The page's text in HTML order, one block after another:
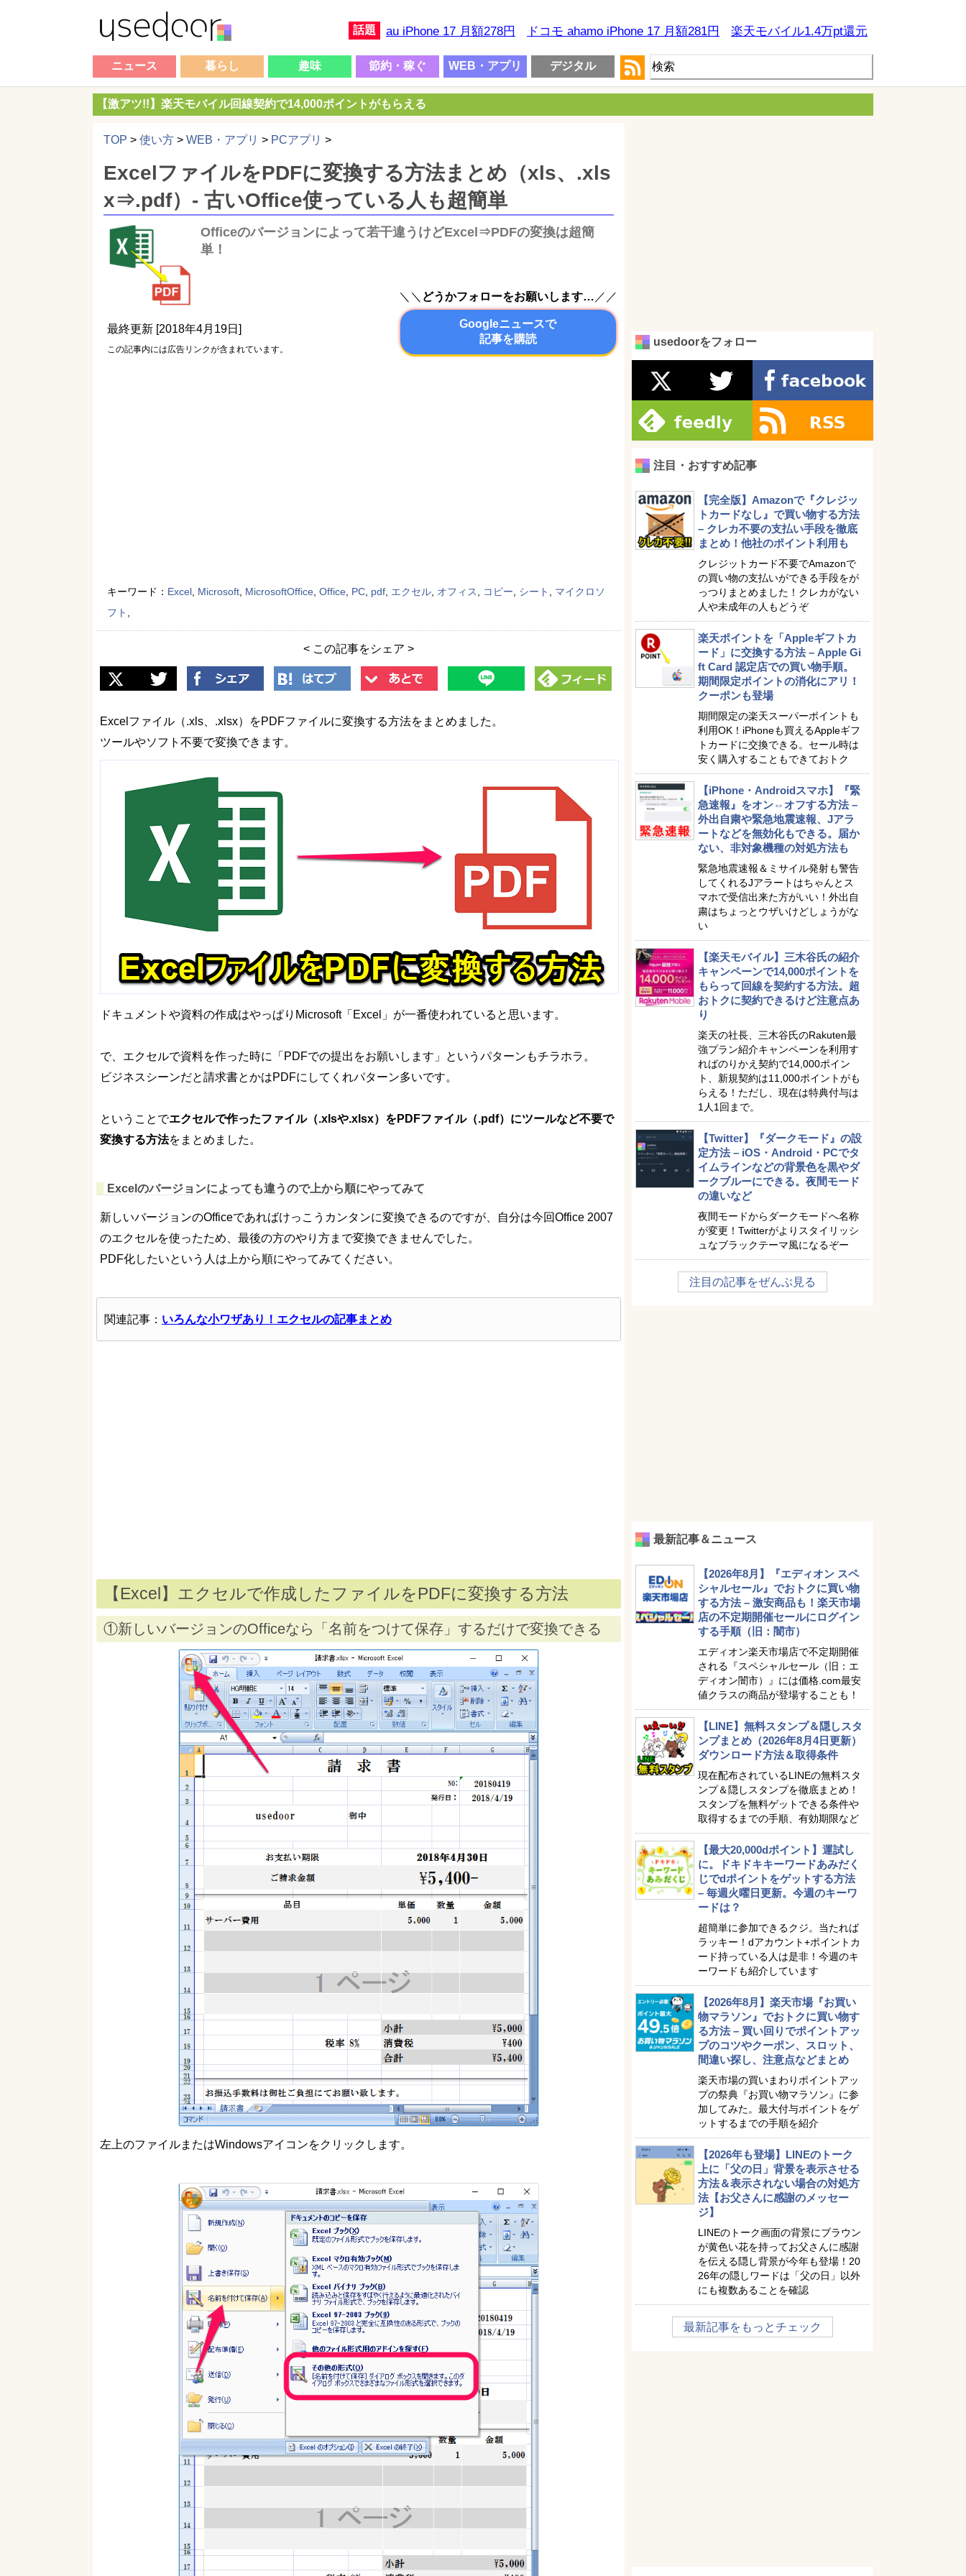
話題 au iPhone 17 月額278円 ドコモ ahamo iPhone 17 月額281円 楽天モバイル1.4万pt還元
ニュース 暮らし 趣味 節約・稼ぐ WEB・アプリ デジタル
【激アツ!!】楽天モバイル回線契約で14,000ポイントがもらえる
TOP > 使い方 > WEB・アプリ > PCアプリ >
ExcelファイルをPDFに変換する方法まとめ（xls、.xls
x⇒.pdf）- 古いOffice使っている人も超簡単
Officeのバージョンによって若干違うけどExcel⇒PDFの変換は超簡
単！
最終更新 [2018年4月19日]
この記事内には広告リンクが含まれています。
＼＼ どうかフォローをお願いします… ／／
Googleニュースで
記事を購読
キーワード： Excel Microsoft MicrosoftOffice Office PC pdf エクセル オフィス コピー シート
マイクロソ
フト
< この記事をシェア >
Excelファイル（.xls、.xlsx）をPDFファイルに変換する方法をまとめました。
ツールやソフト不要で変換できます。
ドキュメントや資料の作成はやっぱりMicrosoft「Excel」が一番使われていると思います。
で、エクセルで資料を作った時に「PDFでの提出をお願いします」というパターンもチラホラ。
ビジネスシーンだと請求書とかはPDFにしてくれパターン多いです。
ということでエクセルで作ったファイル（.xlsや.xlsx）をPDFファイル（.pdf）にツールなど不要で
変換する方法をまとめました。
Excelのバージョンによっても違うので上から順にやってみて
新しいバージョンのOfficeであればけっこうカンタンに変換できるのですが、自分は今回Office 2007
のエクセルを使ったため、最後の方のやり方まで変換できませんでした。
PDF化したいという人は上から順にやってみてください。
関連記事： いろんな小ワザあり！エクセルの記事まとめ
【Excel】エクセルで作成したファイルをPDFに変換する方法
①新しいバージョンのOfficeなら「名前をつけて保存」するだけで変換できる
左上のファイルまたはWindowsアイコンをクリックします。
usedoorをフォロー
注目・おすすめ記事
【完全版】Amazonで『クレジッ
トカードなし』で買い物する方法
– クレカ不要の支払い手段を徹底
まとめ！他社のポイント利用も
クレジットカード不要でAmazonで
の買い物の支払いができる手段をが
っつりまとめました！クレカがない
人や未成年の人もどうぞ
楽天ポイントを「Appleギフトカ
ード」に交換する方法 – Apple Gi
ft Card 認定店での買い物手順。
期間限定ポイントの消化にアリ！
クーポンも登場
期間限定の楽天スーパーポイントも
利用OK！iPhoneも買えるAppleギフ
トカードに交換できる。セール時は
安く購入することもできておトク
【iPhone・Androidスマホ】『緊
急速報』をオン⇔オフする方法 –
外出自粛や緊急地震速報、Jアラ
ートなどを無効化もできる。届か
ない、非対象機種の対処方法も
緊急地震速報＆ミサイル発射も警告
してくれるJアラートはちゃんとス
マホで受信出来た方がいい！外出自
粛はちょっとウザいけどしょうがな
い
【楽天モバイル】三木谷氏の紹介
キャンペーンで14,000ポイントを
もらって回線を契約する方法。超
おトクに契約できるけど注意点あ
り
楽天の社長、三木谷氏のRakuten最
強プラン紹介キャンペーンを利用す
ればのりかえ契約で14,000ポイン
ト、新規契約は11,000ポイントがも
らえる！ただし、現在は特典付与は
1人1回まで。
【Twitter】『ダークモード』の設
定方法 – iOS・Android・PCでタ
イムラインなどの背景色を黒やダ
ークブルーにできる。夜間モード
の違いなど
夜間モードからダークモードへ名称
が変更！Twitterがよりスタイリッシ
ュなブラックテーマ風になるぞー
注目の記事をぜんぶ見る
最新記事＆ニュース
【2026年8月】『エディオン スペ
シャルセール』でおトクに買い物
する方法 – 激安商品も！楽天市場
店の不定期開催セールにログイン
する手順（旧：闇市）
エディオン楽天市場店で不定期開催
される『スペシャルセール（旧：エ
ディオン闇市）』には価格.com最安
値クラスの商品が登場することも！
【LINE】無料スタンプ＆隠しスタ
ンプまとめ（2026年8月4日更新）
ダウンロード方法＆取得条件
現在配布されているLINEの無料スタ
ンプ＆隠しスタンプを徹底まとめ！
スタンプを無料ゲットできる条件や
取得するまでの手順、有効期限など
【最大20,000dポイント】運試し
に。ドキドキキーワードあみだく
じでdポイントをゲットする方法
– 毎週火曜日更新。今週のキーワ
ードは？
超簡単に参加できるクジ。当たれば
ラッキー！dアカウント+ポイントカ
ード持っている人は是非！今週のキ
ーワードも紹介しています
【2026年8月】楽天市場『お買い
物マラソン』でおトクに買い物す
る方法 – 買い回りでポイントアッ
プのコツやクーポン、スロット、
間違い探し、注意点などまとめ
楽天市場の買いまわりポイントアッ
プの祭典『お買い物マラソン』に参
加してみた。最大付与ポイントをゲ
ットするまでの手順を紹介
【2026年も登場】LINEのトーク
上に「父の日」背景を表示させる
方法＆表示されない場合の対処方
法【お父さんに感謝のメッセー
ジ】
LINEのトーク画面の背景にブラウン
が黄色い花を持ってお父さんに感謝
を伝える隠し背景が今年も登場！20
26年の隠しワードは「父の日」以外
にも複数あることを確認
最新記事をもっとチェック